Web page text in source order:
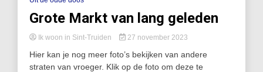
Grote Markt van lang geleden
Ik woon in Sint-Truiden 27 november 2023
Hier kan je nog meer foto’s bekijken van andere
straten van vroeger. Klik op de foto om deze te